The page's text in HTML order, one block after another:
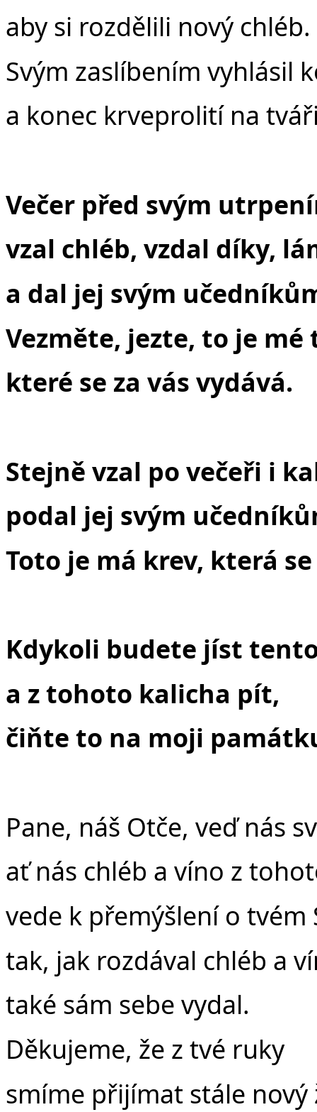
aby si rozdělili nový chléb.
Svým zaslíbením vyhlásil
a konec krveprolití na
Večer před svým
vzal chléb, vzdal díky,
a dal jej svým
Vezměte, jezte, to je mé
které se za vás vydává.
Stejně vzal po večeři i
podal jej svým
Toto je má krev, která
Kdykoli budete jíst
a z tohoto kalicha pít,
čiňte to na moji
Pane, náš Otče, veď nás
ať nás chléb a víno z
vede k přemýšlení o tvém
tak, jak rozdával chléb a
také sám sebe vydal.
Děkujeme, že z tvé ruky
smíme přijímat stále nový